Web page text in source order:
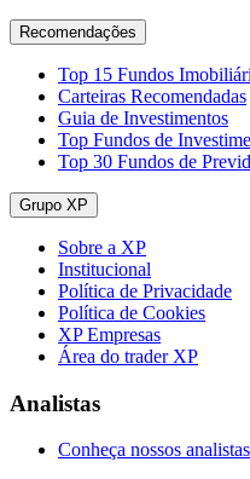
Recomendações
Top 15 Fundos
Carteiras Recomendadas
Guia de Investimentos
Top Fundos de
Top 30 Fundos de
Grupo XP
Sobre a XP
Institucional
Política de Privacidade
Política de Cookies
XP Empresas
Área do trader XP
Analistas
Conheça nossos analistas